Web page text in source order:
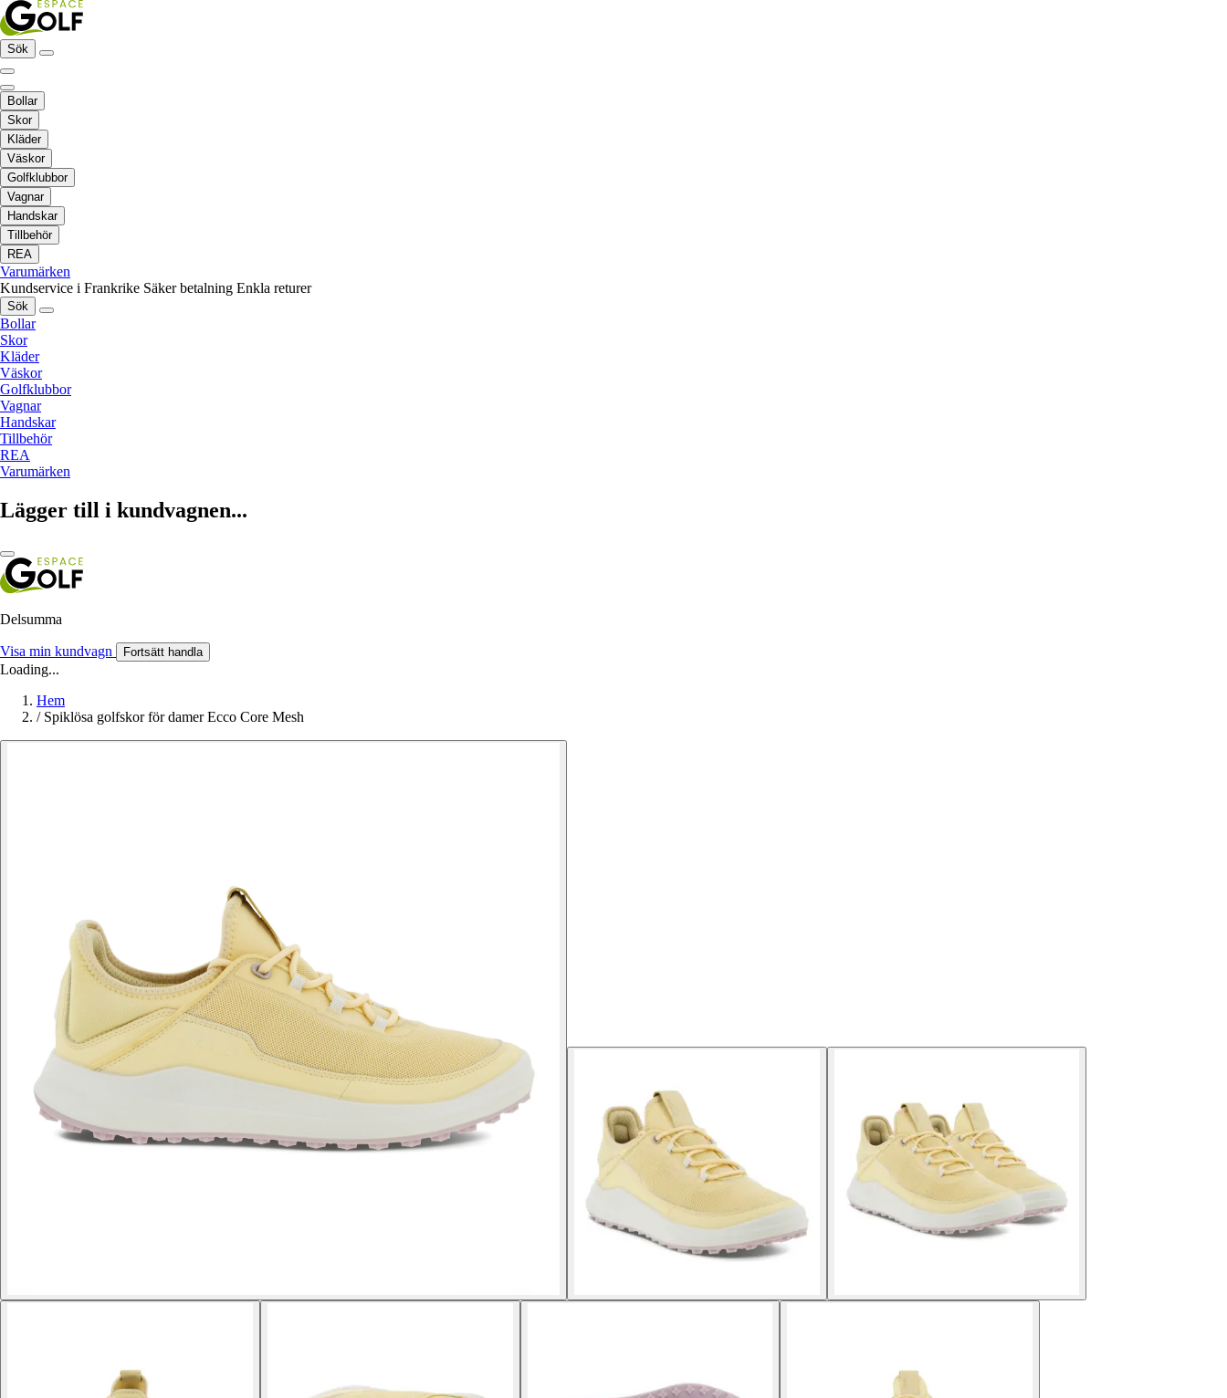
Sök
Bollar
Skor
Kläder
Väskor
Golfklubbor
Vagnar
Handskar
Tillbehör
REA
Varumärken
Kundservice i Frankrike Säker betalning Enkla returer
Sök
Bollar
Skor
Kläder
Väskor
Golfklubbor
Vagnar
Handskar
Tillbehör
REA
Varumärken
Lägger till i kundvagnen...
Delsumma
Visa min kundvagn Fortsätt handla
Loading...
Hem
/ Spiklösa golfskor för damer Ecco Core Mesh